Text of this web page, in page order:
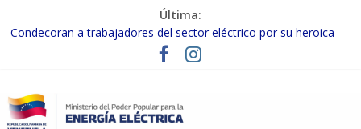
Última:
Condecoran a trabajadores del sector eléctrico por su heroica
labor tras el doble sismo del 24-J
Gobierno Nacional coordina acciones con el sector privado para
Inspeccionan trabajos de rehabilitación en instalaciones del SEN
en Carabobo